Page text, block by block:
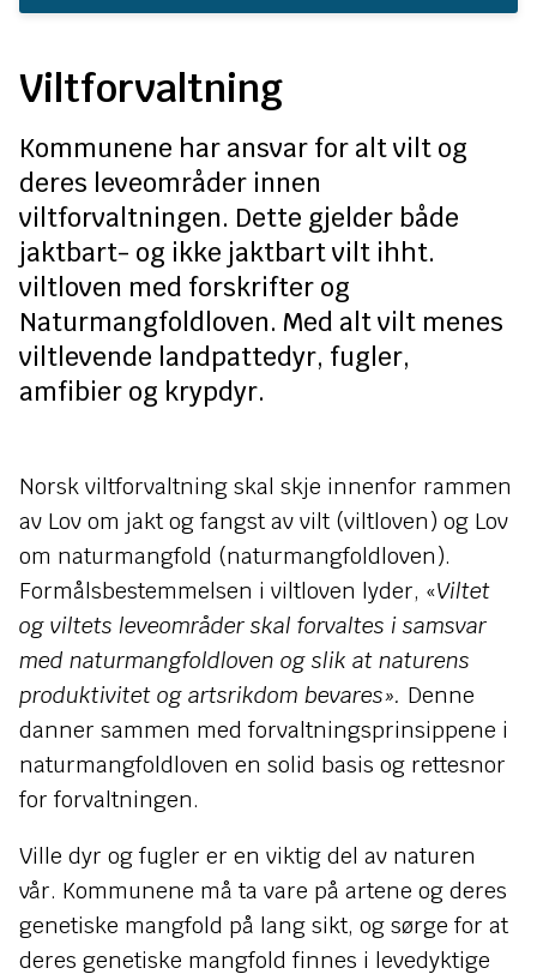
n
e
Viltforvaltning
Kommunene har ansvar for alt vilt og
deres leveområder innen
viltforvaltningen. Dette gjelder både
jaktbart- og ikke jaktbart vilt ihht.
viltloven med forskrifter og
Naturmangfoldloven. Med alt vilt menes
viltlevende landpattedyr, fugler,
amfibier og krypdyr.
Norsk viltforvaltning skal skje innenfor rammen
av Lov om jakt og fangst av vilt (viltloven) og Lov
om naturmangfold (naturmangfoldloven).
Formålsbestemmelsen i viltloven lyder, «Viltet
og viltets leveområder skal forvaltes i samsvar
med naturmangfoldloven og slik at naturens
produktivitet og artsrikdom bevares». Denne
danner sammen med forvaltningsprinsippene i
naturmangfoldloven en solid basis og rettesnor
for forvaltningen.
Ville dyr og fugler er en viktig del av naturen
vår. Kommunene må ta vare på artene og deres
genetiske mangfold på lang sikt, og sørge for at
deres genetiske mangfold finnes i levedyktige